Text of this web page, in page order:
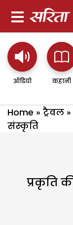
ऑडियो कहानी
Home » ट्रैवल »
संस्कृति
प्रकृति